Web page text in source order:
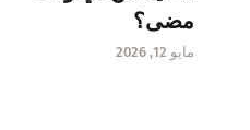
مضى؟
مايو 12, 2026